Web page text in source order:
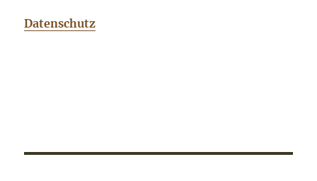
Datenschutz